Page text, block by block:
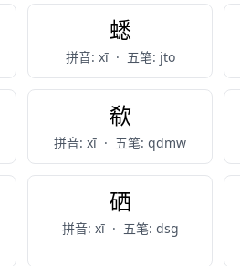
蟋
拼音: xī · 五笔: jto
欷
拼音: xī · 五笔: qdmw
硒
拼音: xī · 五笔: dsg